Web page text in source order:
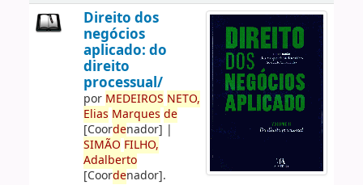
Direito dos
negócios
aplicado: do
direito
processual/
por MEDEIROS NETO,
Elias Marques de
[Coordenador] |
SIMÃO FILHO,
Adalberto
[Coordenador].